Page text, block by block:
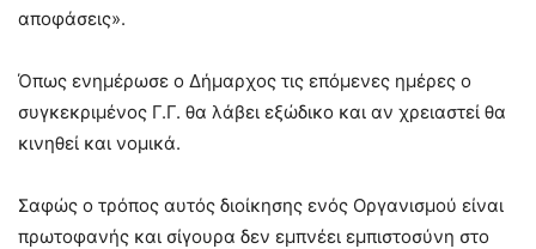
αποφάσεις».
Όπως ενημέρωσε ο Δήμαρχος τις επόμενες ημέρες ο
συγκεκριμένος Γ.Γ. θα λάβει εξώδικο και αν χρειαστεί θα
κινηθεί και νομικά.
Σαφώς ο τρόπος αυτός διοίκησης ενός Οργανισμού είναι
πρωτοφανής και σίγουρα δεν εμπνέει εμπιστοσύνη στο